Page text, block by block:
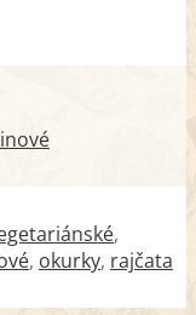
okurky rajčata